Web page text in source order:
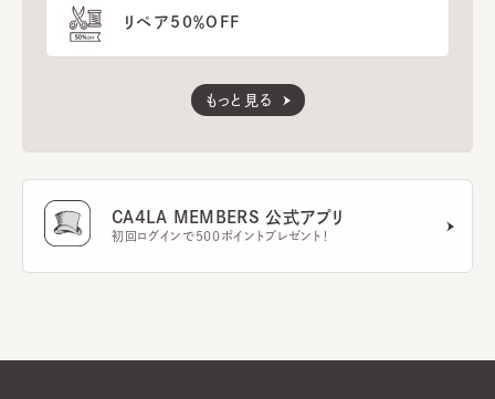
リペア50％OFF
もっと見る
CA4LA MEMBERS 公式アプリ
初回ログインで500ポイントプレゼント！